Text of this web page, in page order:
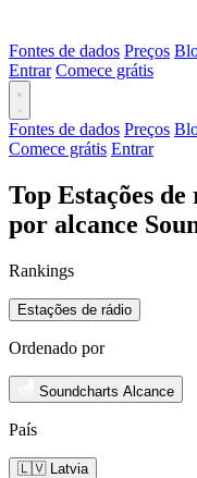
Fontes de dados Preços
Entrar Comece grátis
Fontes de dados Preços
Comece grátis Entrar
Top Estações
por alcance
Rankings
Estações de rádio
Ordenado por
Soundcharts Alcance
País
🇱🇻 Latvia